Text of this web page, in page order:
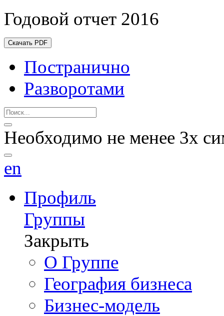
Годовой отчет 2016
Скачать PDF
Постранично
Разворотами
Необходимо не менее 3х
en
Профиль
Группы
Закрыть
О Группе
География бизнеса
Бизнес-модель